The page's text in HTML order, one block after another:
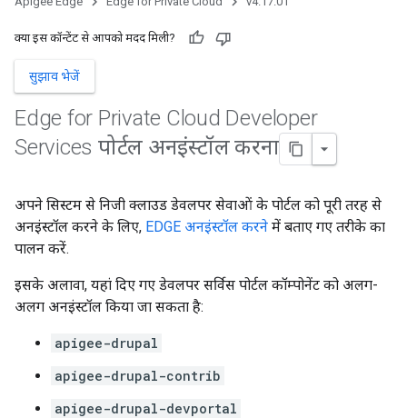
क्या इस कॉन्टेंट से आपको मदद मिली?
सुझाव भेजें
Edge for Private Cloud Developer
Services पोर्टल अनइंस्टॉल करना
अपने सिस्टम से निजी क्लाउड डेवलपर सेवाओं के पोर्टल को पूरी तरह से
अनइंस्टॉल करने के लिए, EDGE अनइंस्टॉल करने में बताए गए तरीके का
पालन करें.
इसके अलावा, यहां दिए गए डेवलपर सर्विस पोर्टल कॉम्पोनेंट को अलग-
अलग अनइंस्टॉल किया जा सकता है:
apigee-drupal
apigee-drupal-contrib
apigee-drupal-devportal